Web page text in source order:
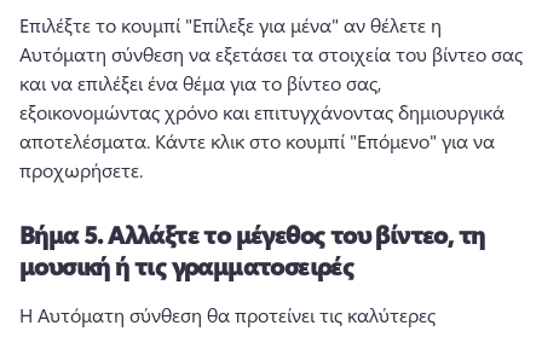
Επιλέξτε το κουμπί "Επίλεξε για μένα" αν θέλετε η
Αυτόματη σύνθεση να εξετάσει τα στοιχεία του βίντεο σας
και να επιλέξει ένα θέμα για το βίντεο σας,
εξοικονομώντας χρόνο και επιτυγχάνοντας δημιουργικά
αποτελέσματα. Κάντε κλικ στο κουμπί "Επόμενο" για να
προχωρήσετε.
Βήμα 5.Αλλάξτε το μέγεθος του βίντεο, τη
μουσική ή τις γραμματοσειρές
Η Αυτόματη σύνθεση θα προτείνει τις καλύτερες